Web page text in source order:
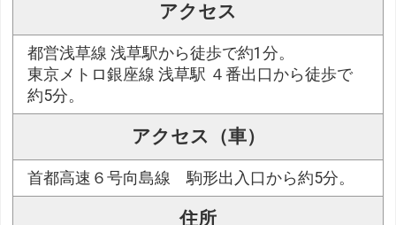
アクセス
都営浅草線 浅草駅から徒歩で約1分。
東京メトロ銀座線 浅草駅 ４番出口から徒歩で
約5分。
アクセス（車）
首都高速６号向島線 駒形出入口から約5分。
住所